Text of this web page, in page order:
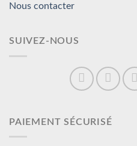
Nous contacter
SUIVEZ-NOUS
PAIEMENT SÉCURISÉ